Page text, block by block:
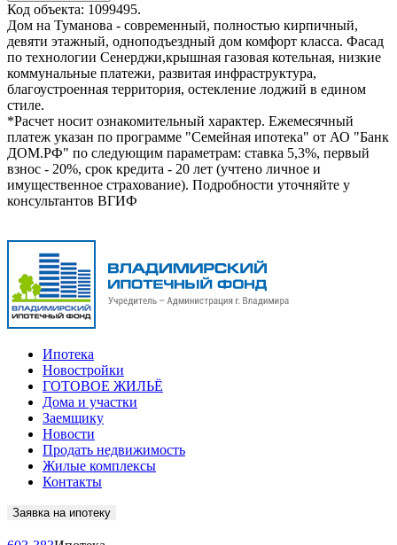
Код объекта: 1099495.
Дом на Туманова - современный, полностью кирпичный,
девяти этажный, одноподъездный дом комфорт класса. Фасад
по технологии Сенерджи,крышная газовая котельная, низкие
коммунальные платежи, развитая инфраструктура,
благоустроенная территория, остекление лоджий в едином
стиле.
*Расчет носит ознакомительный характер. Ежемесячный
платеж указан по программе "Семейная ипотека" от АО "Банк
ДОМ.РФ" по следующим параметрам: ставка 5,3%, первый
взнос - 20%, срок кредита - 20 лет (учтено личное и
имущественное страхование). Подробности уточняйте у
консультантов ВГИФ
Ипотека
Новостройки
ГОТОВОЕ ЖИЛЬЁ
Дома и участки
Заемщику
Новости
Продать недвижимость
Жилые комплексы
Контакты
Заявка на ипотеку